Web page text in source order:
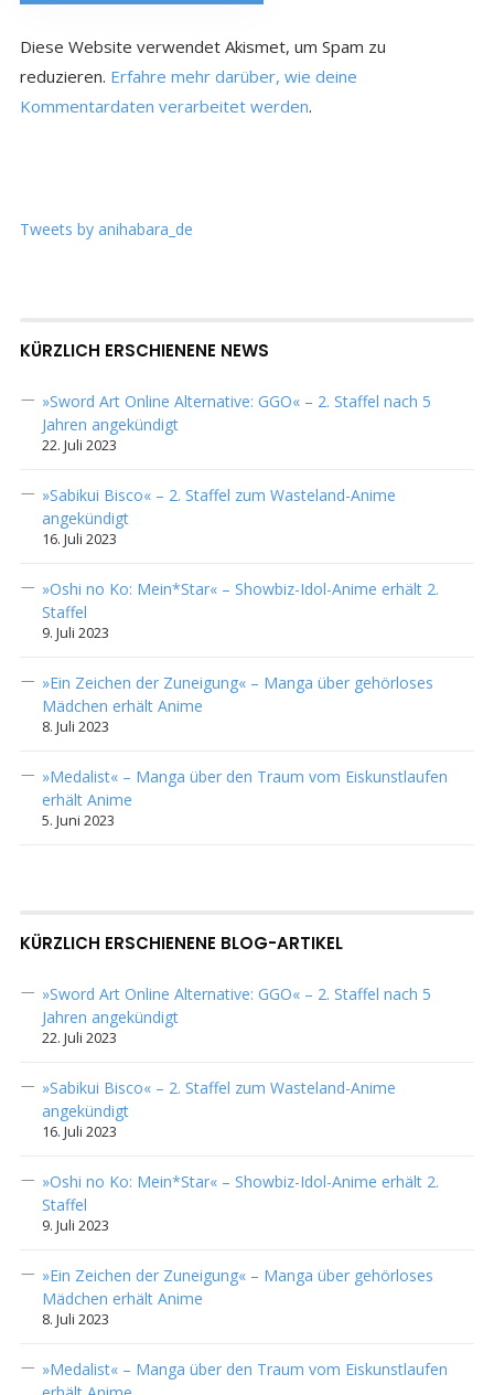
Diese Website verwendet Akismet, um Spam zu
reduzieren. Erfahre mehr darüber, wie deine
Kommentardaten verarbeitet werden.
Tweets by anihabara_de
KÜRZLICH ERSCHIENENE NEWS
»Sword Art Online Alternative: GGO« – 2. Staffel nach 5
Jahren angekündigt
22. Juli 2023
»Sabikui Bisco« – 2. Staffel zum Wasteland-Anime
angekündigt
16. Juli 2023
»Oshi no Ko: Mein*Star« – Showbiz-Idol-Anime erhält 2.
Staffel
9. Juli 2023
»Ein Zeichen der Zuneigung« – Manga über gehörloses
Mädchen erhält Anime
8. Juli 2023
»Medalist« – Manga über den Traum vom Eiskunstlaufen
erhält Anime
5. Juni 2023
KÜRZLICH ERSCHIENENE BLOG-ARTIKEL
»Sword Art Online Alternative: GGO« – 2. Staffel nach 5
Jahren angekündigt
22. Juli 2023
»Sabikui Bisco« – 2. Staffel zum Wasteland-Anime
angekündigt
16. Juli 2023
»Oshi no Ko: Mein*Star« – Showbiz-Idol-Anime erhält 2.
Staffel
9. Juli 2023
»Ein Zeichen der Zuneigung« – Manga über gehörloses
Mädchen erhält Anime
8. Juli 2023
»Medalist« – Manga über den Traum vom Eiskunstlaufen